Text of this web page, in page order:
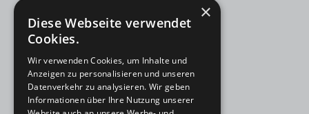
×
Diese Webseite verwendet
Cookies.
Wir verwenden Cookies, um Inhalte und
Anzeigen zu personalisieren und unseren
Datenverkehr zu analysieren. Wir geben
Informationen über Ihre Nutzung unserer